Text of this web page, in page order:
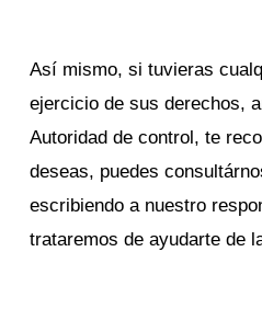
Así mismo, si tuvieras
ejercicio de sus derechos,
Autoridad de control, te
deseas, puedes
escribiendo a nuestro
trataremos de ayudarte de